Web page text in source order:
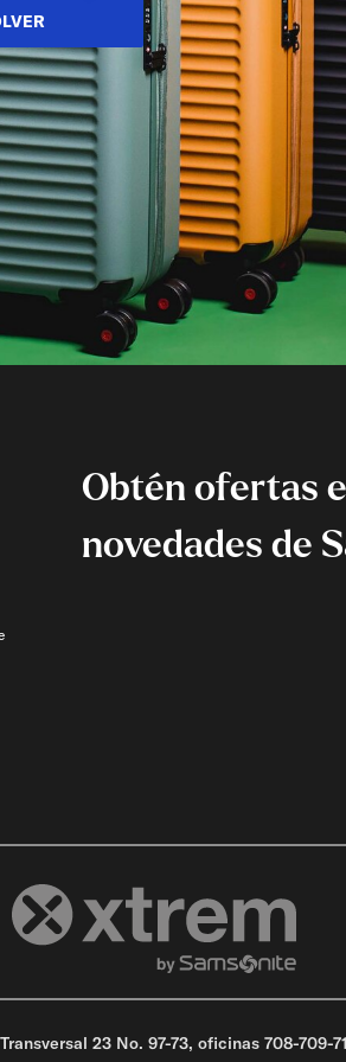
Obtén ofertas
novedades de
23 No. 97-73, oficinas 708-709-